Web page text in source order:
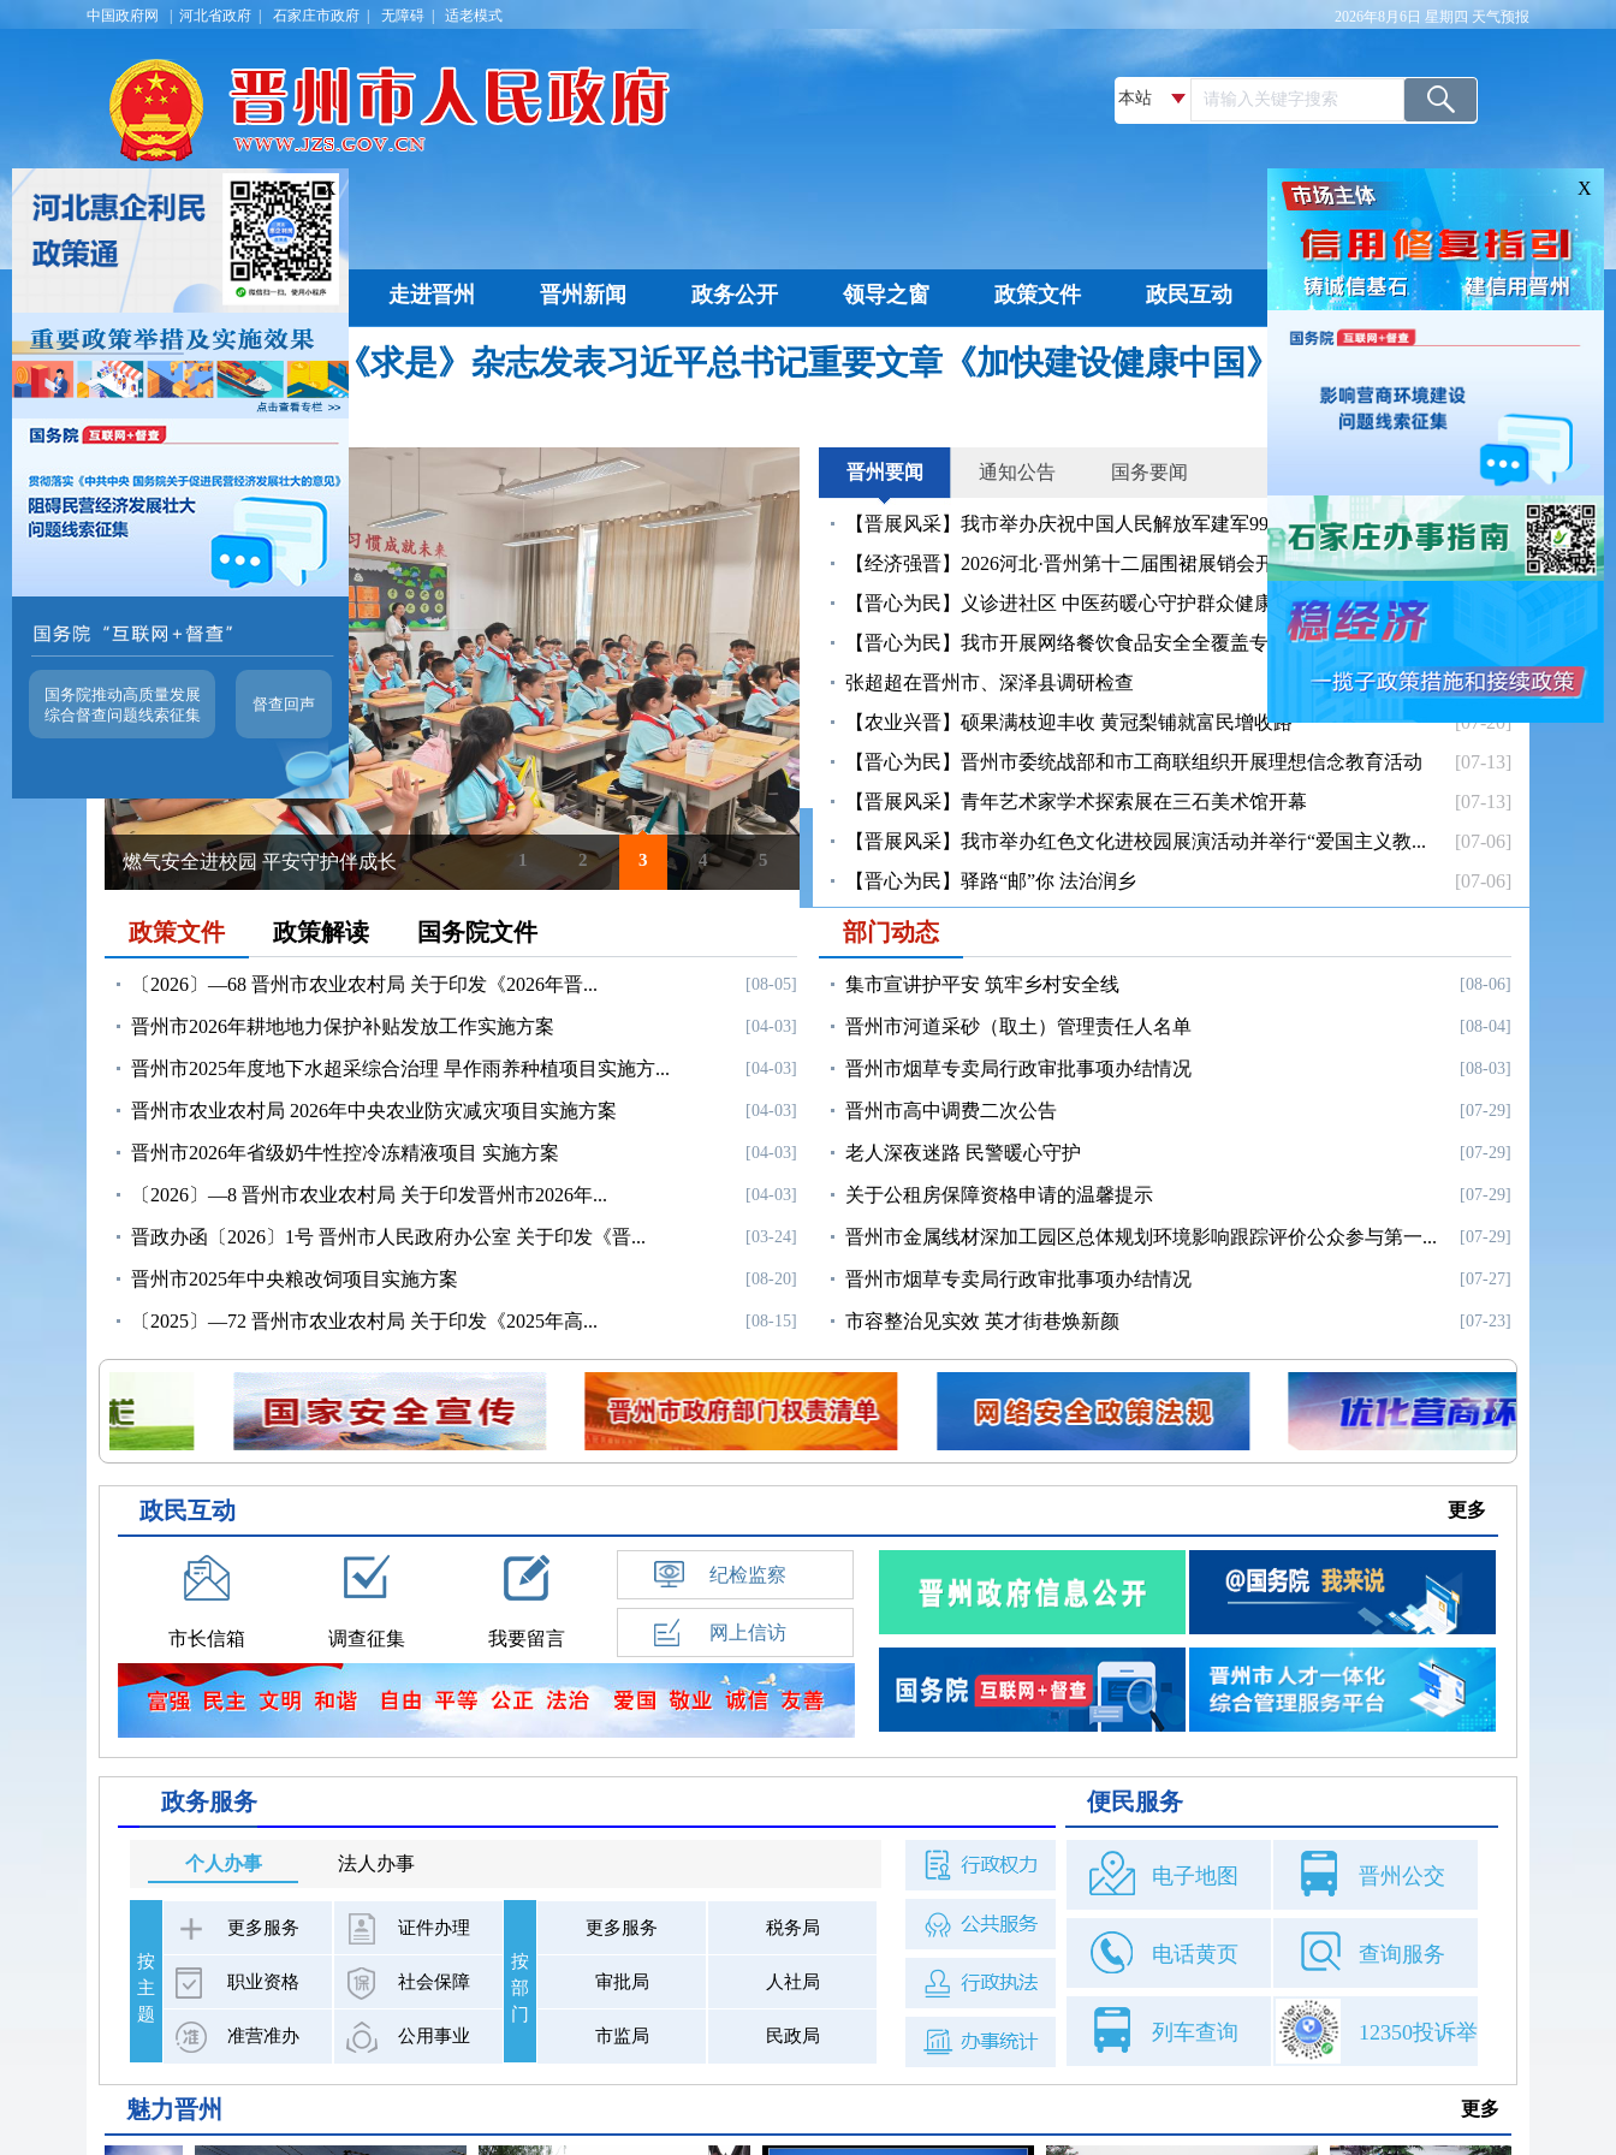
中国政府网 | 河北省政府 | 石家庄市政府 | 无障碍 | 适老模式 2026年8月6日 星期四 天气预报
首 页 走进晋州
历史文化 名优特产 乡镇区划
晋州新闻
晋州要闻 通知公告 部门动态
政务公开 领导之窗
领导之窗 机构职能
政策文件
政策文件 政策解读
政民互动
市长信箱 调查征集 网上信访
政务服务
《求是》杂志发表习近平总书记重要文章《加快建设健康中国》
更多>>
燃气安全进校园 平安守护伴成长 1 2 3 4 5
晋州要闻 通知公告 国务要闻
【晋展风采】我市举办庆祝中国人民解放军建军99周年文艺汇演
[08-03]
【经济强晋】2026河北·晋州第十二届围裙展销会开幕
[08-03]
【晋心为民】义诊进社区 中医药暖心守护群众健康
【晋心为民】我市开展网络餐饮食品安全全覆盖专项整治行动
[07-27]
张超超在晋州市、深泽县调研检查
[07-20]
【农业兴晋】硕果满枝迎丰收 黄冠梨铺就富民增收路
[07-20]
【晋心为民】晋州市委统战部和市工商联组织开展理想信念教育活动
[07-13]
【晋展风采】青年艺术家学术探索展在三石美术馆开幕
[07-13]
【晋展风采】我市举办红色文化进校园展演活动并举行“爱国主义教...
[07-06]
【晋心为民】驿路“邮”你 法治润乡
[07-06]
政策文件 政策解读 国务院文件
〔2026〕—68 晋州市农业农村局 关于印发《2026年晋... [08-05]
晋州市2026年耕地地力保护补贴发放工作实施方案 [04-03]
晋州市2025年度地下水超采综合治理 旱作雨养种植项目实施方... [04-03]
晋州市农业农村局 2026年中央农业防灾减灾项目实施方案 [04-03]
晋州市2026年省级奶牛性控冷冻精液项目 实施方案 [04-03]
〔2026〕—8 晋州市农业农村局 关于印发晋州市2026年... [04-03]
晋政办函〔2026〕1号 晋州市人民政府办公室 关于印发《晋... [03-24]
晋州市2025年中央粮改饲项目实施方案 [08-20]
〔2025〕—72 晋州市农业农村局 关于印发《2025年高... [08-15]
〔2025〕-71 晋州市农业农村局 关于印发《2025年生... [08-12]
部门动态
集市宣讲护平安 筑牢乡村安全线 [08-06]
晋州市河道采砂（取土）管理责任人名单 [08-04]
晋州市烟草专卖局行政审批事项办结情况 [08-03]
晋州市高中调费二次公告 [07-29]
老人深夜迷路 民警暖心守护 [07-29]
关于公租房保障资格申请的温馨提示 [07-29]
晋州市金属线材深加工园区总体规划环境影响跟踪评价公众参与第一... [07-29]
晋州市烟草专卖局行政审批事项办结情况 [07-27]
市容整治见实效 英才街巷焕新颜 [07-23]
晋州市烟草专卖局行政审批事项办结情况 [07-20]
政民互动 更多
市长信箱 调查征集 我要留言
纪检监察
网上信访
政务服务
个人办事 法人办事
按
主
题
更多服务 证件办理
职业资格 社会保障
准营准办 公用事业
按
部
门
更多服务 税务局
审批局 人社局
市监局 民政局
便民服务
电子地图 晋州公交
电话黄页 查询服务
列车查询 12350投诉举
魅力晋州 更多
X
国务院推动高质量发展
综合督查问题线索征集
督查回声
X